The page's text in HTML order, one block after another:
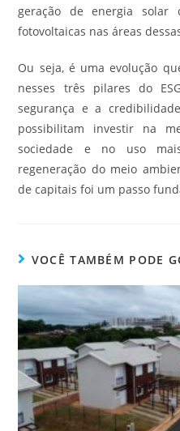
geração de energia solar
fotovoltaicas nas áreas
Ou seja, é uma evolução
nesses três pilares do
segurança e a
possibilitam investir na
sociedade e no uso
regeneração do meio
de capitais foi um passo
VOCÊ TAMBÉM PODE